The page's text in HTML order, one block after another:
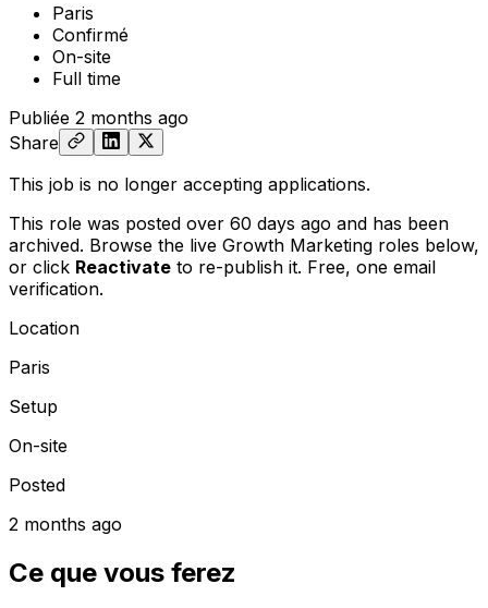
Paris
Confirmé
On-site
Full time
Publiée 2 months ago
Share
This job is no longer accepting applications.
This role was posted over 60 days ago and has been
archived. Browse the live Growth Marketing roles below,
or click Reactivate to re-publish it. Free, one email
verification.
Location
Paris
Setup
On-site
Posted
2 months ago
Ce que vous ferez